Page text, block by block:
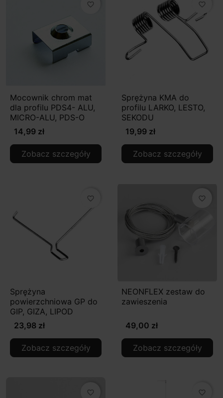
favorite_border
Mocownik chrom mat
dla profilu PDS4- ALU,
MICRO-ALU, PDS-O
14,99 zł
Zobacz szczegóły
favorite_border
Sprężyna KMA do
profilu LARKO, LESTO,
SEKODU
19,99 zł
Zobacz szczegóły
favorite_border
Sprężyna
powierzchniowa GP do
GIP, GIZA, LIPOD
23,98 zł
Zobacz szczegóły
favorite_border
NEONFLEX zestaw do
zawieszenia
49,00 zł
Zobacz szczegóły
favorite_border favorite_border